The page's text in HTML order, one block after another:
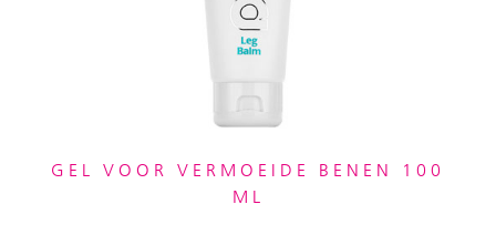
GEL VOOR VERMOEIDE BENEN 100
ML